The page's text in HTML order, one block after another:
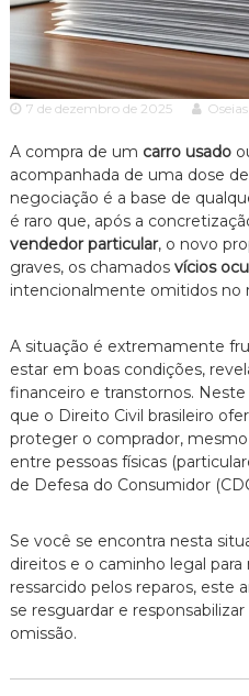
7 de dezembro de 2025
A compra de um carro usado
acompanhada de uma dose
negociação é a base de
é raro que, após a
vendedor particular, o novo
graves, os chamados vícios
intencionalmente omitidos no
A situação é extremamente
estar em boas condições,
financeiro e transtornos.
que o Direito Civil brasileiro
proteger o comprador,
entre pessoas físicas
de Defesa do Consumidor
Se você se encontra nesta
direitos e o caminho legal
ressarcido pelos reparos, este
se resguardar e
omissão.